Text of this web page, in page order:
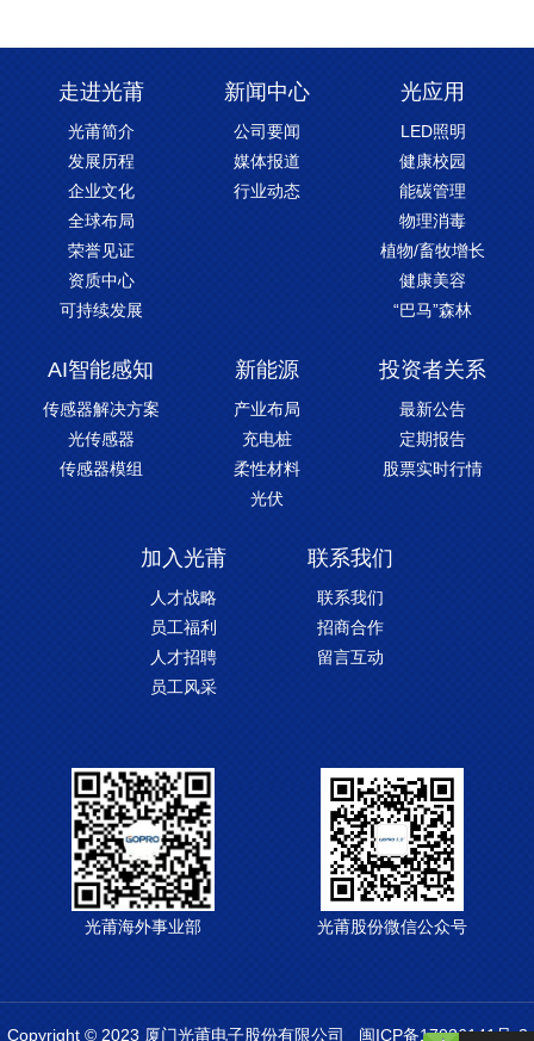
走进光莆
光莆简介
发展历程
企业文化
全球布局
荣誉见证
资质中心
可持续发展
新闻中心
公司要闻
媒体报道
行业动态
光应用
LED照明
健康校园
能碳管理
物理消毒
植物/畜牧增长
健康美容
“巴马”森林
AI智能感知
传感器解决方案
光传感器
传感器模组
新能源
产业布局
充电桩
柔性材料
光伏
投资者关系
最新公告
定期报告
股票实时行情
加入光莆
人才战略
员工福利
人才招聘
员工风采
联系我们
联系我们
招商合作
留言互动
光莆海外事业部 光莆股份微信公众号
Copyright © 2023 厦门光莆电子股份有限公司 闽ICP备17026141号-3